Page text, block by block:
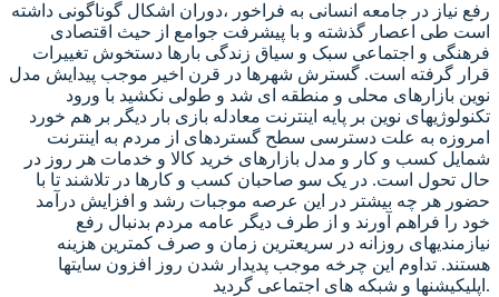
رفع نیاز در جامعه انسانی به فراخور ،دوران اشکال گوناگونی داشته
است طی اعصار گذشته و با پیشرفت جوامع از حیث اقتصادی
فرهنگی و اجتماعی سبک و سیاق زندگی بارها دستخوش تغییرات
قرار گرفته است. گسترش شهرها در قرن اخیر موجب پیدایش مدل
نوین بازارهای محلی و منطقه ای شد و طولی نکشید با ورود
تکنولوژیهای نوین بر پایه اینترنت معادله بازی بار دیگر بر هم خورد
امروزه به علت دسترسی سطح گستردهای از مردم به اینترنت
شمایل کسب و کار و مدل بازارهای خرید کالا و خدمات هر روز در
حال تحول است. در یک سو صاحبان کسب و کارها در تلاشند تا با
حضور هر چه بیشتر در این عرصه موجبات رشد و افزایش درآمد
خود را فراهم آورند و از طرف دیگر عامه مردم بدنبال رفع
نیازمندیهای روزانه در سریعترین زمان و صرف کمترین هزینه
هستند. تداوم این چرخه موجب پدیدار شدن روز افزون سایتها
اپلیکیشنها و شبکه های اجتماعی گردید.